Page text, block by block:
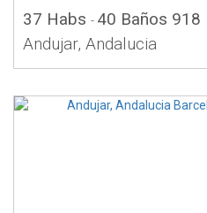
37 Habs - 40 Baños 918
Andujar, Andalucia